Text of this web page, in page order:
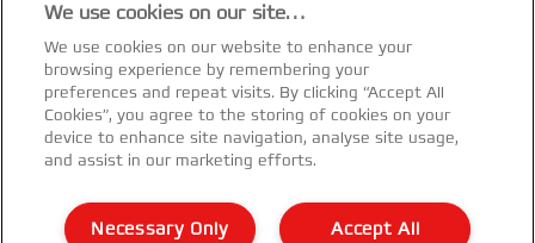
Legal Notice
Impressum
Kundenservice
Meine Daten verwalten
Garantiebedingungen
Konformitätserklärungen
We use cookies on our site…
We use cookies on our website to enhance your
browsing experience by remembering your
preferences and repeat visits. By clicking “Accept All
Cookies”, you agree to the storing of cookies on your
device to enhance site navigation, analyse site usage,
and assist in our marketing efforts.
Accept All
Necessary Only